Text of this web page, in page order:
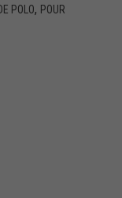
POLO, POUR